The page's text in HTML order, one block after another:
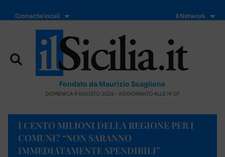
Cronache locali Il Network
Fondato da Maurizio Scaglione
DOMENICA 9 AGOSTO 2026 - AGGIORNATO ALLE 19:07
I CENTO MILIONI DELLA REGIONE PER I
COMUNI? “NON SARANNO
IMMEDIATAMENTE SPENDIBILI”